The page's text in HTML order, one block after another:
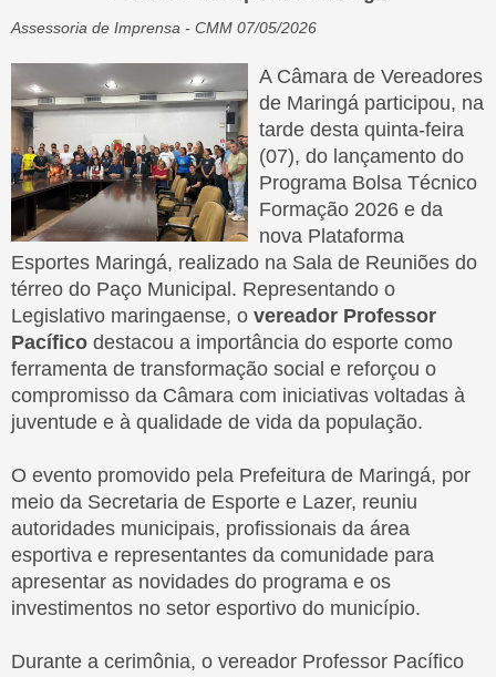
TRANSPARÊNCIA
USUÁRIO
EXTERNO
OUVIDORIA
VEREADORES
MESA
DIRETORA
COMISSÕES
SESSÃO
PLENÁRIA
Assessoria de Imprensa - CMM 07/05/2026
A Câmara de Vereadores
de Maringá participou, na
tarde desta quinta-feira
(07), do lançamento do
Programa Bolsa Técnico
Formação 2026 e da
nova Plataforma
Esportes Maringá, realizado na Sala de Reuniões do
térreo do Paço Municipal. Representando o
Legislativo maringaense, o vereador Professor
Pacífico destacou a importância do esporte como
ferramenta de transformação social e reforçou o
compromisso da Câmara com iniciativas voltadas à
juventude e à qualidade de vida da população.
O evento promovido pela Prefeitura de Maringá, por
meio da Secretaria de Esporte e Lazer, reuniu
autoridades municipais, profissionais da área
esportiva e representantes da comunidade para
apresentar as novidades do programa e os
investimentos no setor esportivo do município.
Durante a cerimônia, o vereador Professor Pacífico